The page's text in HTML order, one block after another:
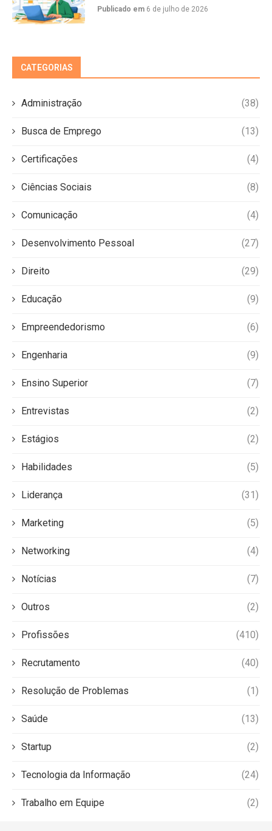
Publicado em 6 de julho de 2026
CATEGORIAS
Administração (38)
Busca de Emprego (13)
Certificações (4)
Ciências Sociais (8)
Comunicação (4)
Desenvolvimento Pessoal (27)
Direito (29)
Educação (9)
Empreendedorismo (6)
Engenharia (9)
Ensino Superior (7)
Entrevistas (2)
Estágios (2)
Habilidades (5)
Liderança (31)
Marketing (5)
Networking (4)
Notícias (7)
Outros (2)
Profissões (410)
Recrutamento (40)
Resolução de Problemas (1)
Saúde (13)
Startup (2)
Tecnologia da Informação (24)
Trabalho em Equipe (2)